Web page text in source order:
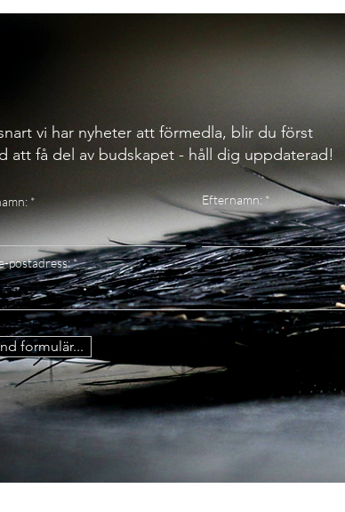
vi har nyheter att förmedla, blir du först
att få del av budskapet - håll dig uppdaterad!
Efternamn:
postadress:
formulär...